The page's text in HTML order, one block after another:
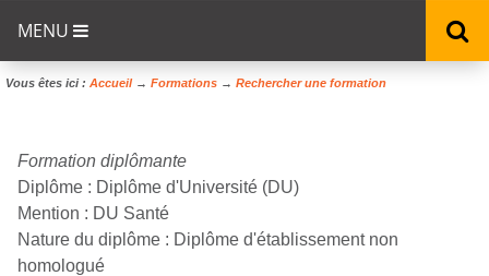
MENU
Vous êtes ici : Accueil→ Formations → Rechercher une formation
Formation diplômante
Diplôme : Diplôme d'Université (DU)
Mention : DU Santé
Nature du diplôme : Diplôme d'établissement non
homologué